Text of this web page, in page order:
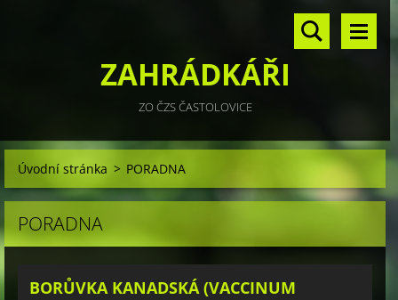
ZAHRÁDKÁŘI
ZO ČZS ČASTOLOVICE
Úvodní stránka > PORADNA
PORADNA
BORŮVKA KANADSKÁ (VACCINUM